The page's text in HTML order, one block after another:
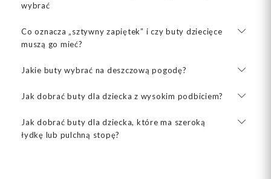
wybrać
Co oznacza „sztywny zapiętek” i czy buty dziecięce
muszą go mieć?
Jakie buty wybrać na deszczową pogodę?
Jak dobrać buty dla dziecka z wysokim podbiciem?
Jak dobrać buty dla dziecka, które ma szeroką
łydkę lub pulchną stopę?